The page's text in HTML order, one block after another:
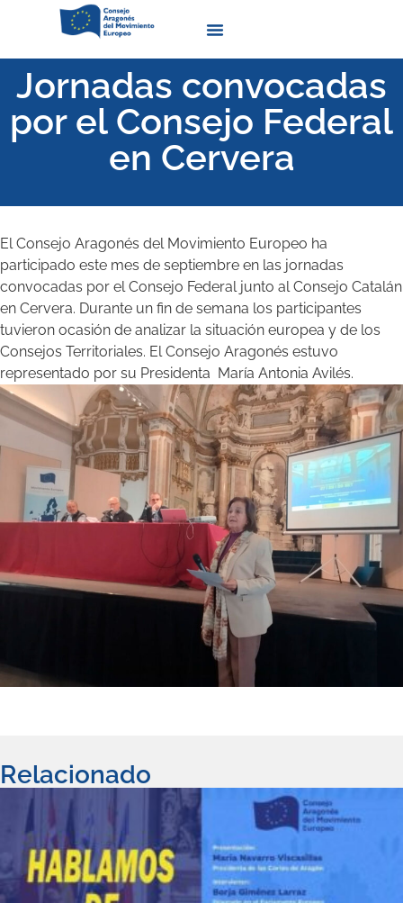
Jornadas convocadas
por el Consejo Federal
en Cervera
El Consejo Aragonés del Movimiento Europeo ha
participado este mes de septiembre en las jornadas
convocadas por el Consejo Federal junto al Consejo Catalán
en Cervera. Durante un fin de semana los participantes
tuvieron ocasión de analizar la situación europea y de los
Consejos Territoriales. El Consejo Aragonés estuvo
representado por su Presidenta María Antonia Avilés.
Relacionado